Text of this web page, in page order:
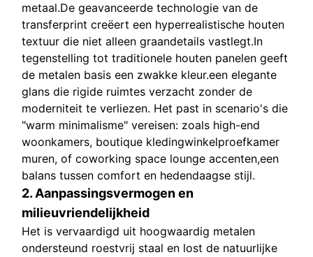
metaal.De geavanceerde technologie van de
transferprint creëert een hyperrealistische houten
textuur die niet alleen graandetails vastlegt.In
tegenstelling tot traditionele houten panelen geeft
de metalen basis een zwakke kleur.een elegante
glans die rigide ruimtes verzacht zonder de
moderniteit te verliezen. Het past in scenario's die
"warm minimalisme" vereisen: zoals high-end
woonkamers, boutique kledingwinkelproefkamer
muren, of coworking space lounge accenten,een
balans tussen comfort en hedendaagse stijl.
2. Aanpassingsvermogen en
milieuvriendelijkheid
Het is vervaardigd uit hoogwaardig metalen
ondersteund roestvrij staal en lost de natuurlijke